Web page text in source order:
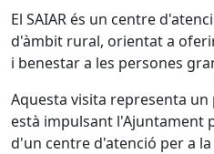
El SAIAR és un centre
d'àmbit rural, orientat a
i benestar a les persones
Aquesta visita representa
està impulsant l'Ajuntament
d'un centre d'atenció per a